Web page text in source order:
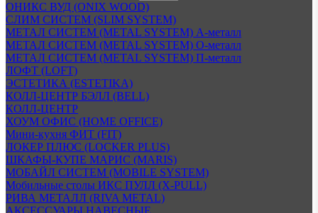
ОНИКС ВУД (ONIX WOOD)
СЛИМ СИСТЕМ (SLIM SYSTEM)
МЕТАЛ СИСТЕМ (METAL SYSTEM) А-металл
МЕТАЛ СИСТЕМ (METAL SYSTEM) О-металл
МЕТАЛ СИСТЕМ (METAL SYSTEM) П-металл
ЛОФТ (LOFT)
ЭСТЕТИКА (ESTETIKA)
КОЛЛ-ЦЕНТР БЭЛЛ (BELL)
КОЛЛ-ЦЕНТР
ХОУМ ОФИС (HOME OFFICE)
Мини-кухня ФИТ (FIT)
ЛОКЕР ПЛЮС (LOCKER PLUS)
ШКАФЫ-КУПЕ МАРИС (MARIS)
МОБАЙЛ СИСТЕМ (MOBILE SYSTEM)
Мобильные столы ИКС ПУЛЛ (X-PULL)
РИВА МЕТАЛЛ (RIVA METAL)